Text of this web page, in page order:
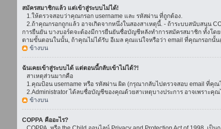
สมัครสมาชิกแล้ว แต่เข้าสู่ระบบไม่ได้!
1.ให้ตรวจสอบว่าคุณกรอก username และ รหัสผ่าน ที่ถูกต้อง.
2.ถ้าคุณกรอกถูกแล้ว อาจเกิดจากหนึ่งในสองสาเหตุนี้. - ถ้าระบบสนับสนุน
การยืนยัน บางบอร์ดจะต้องมีการยืนยันชื่อบัญชีหลังทำการสมัครสมาชิก ทั้งโ
ตามขั้นตอนในนั้น, ถ้าคุณไม่ได้รับ อีเมล คุณแน่ใจหรือว่า email ที่คุณกรอกนั้
ข้างบน
ฉันเคยเข้าสู่ระบบได้ แต่ตอนนี้กลับเข้าไม่ได้?!
สาเหตุส่วนมากคือ
1.คุณป้อน username หรือ รหัสผ่าน ผิด (กรุณากลับไปตรวจสอบ email ที่คุ
2.Administrator ได้ลบชื่อบัญชีของคุณด้วยสาเหตุบางประการ อาจเพราะคุ
ข้างบน
COPPA คืออะไร?